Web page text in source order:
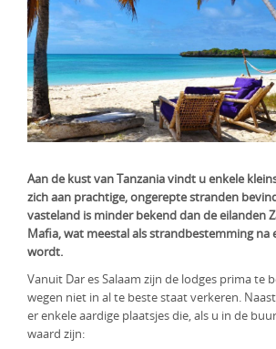
Strandvakantie
Huwelijksreis
Foto Safari
Golfreis
Wellness Reizen
Familiereis
Groepsreis
Madagaskar
Malawi
Mozambique
Namibië
Rwanda
Tanzania
Uganda
Zambia
Zimbabwe
IJsland
Italië
Indische Oceaan
Malediven
Mauritius
Réunion
Seychellen
Midden Oosten
Oman
Saudi-Arabië
Verenigde Arabische Emiraten
Over BMS-Travellers
Reizen Met De Experts
Reisvoorwaarden En Privacyverklaring
Vaccinaties
Verzekeringen
Visa & Travel Authorisation
KLM Preferred Partner
Map
Login
Aan de kust van Tanzania vindt u enkele
zich aan prachtige, ongerepte stranden
vasteland is minder bekend dan de eilanden
Mafia, wat meestal als strandbestemming na
wordt.
Vanuit Dar es Salaam zijn de lodges prima te
wegen niet in al te beste staat verkeren.
er enkele aardige plaatsjes die, als u in de
waard zijn: